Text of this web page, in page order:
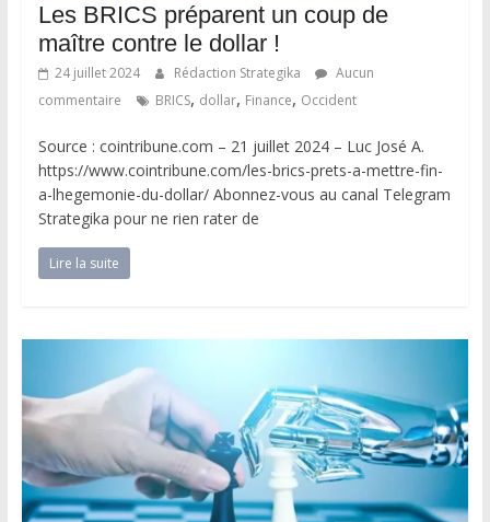
Les BRICS préparent un coup de
maître contre le dollar !
24 juillet 2024 Rédaction Strategika
Aucun
commentaire
BRICS, dollar, Finance, Occident
Source : cointribune.com – 21 juillet 2024 – Luc José A.
https://www.cointribune.com/les-brics-prets-a-mettre-fin-
a-lhegemonie-du-dollar/ Abonnez-vous au canal Telegram
Strategika pour ne rien rater de
Lire la suite